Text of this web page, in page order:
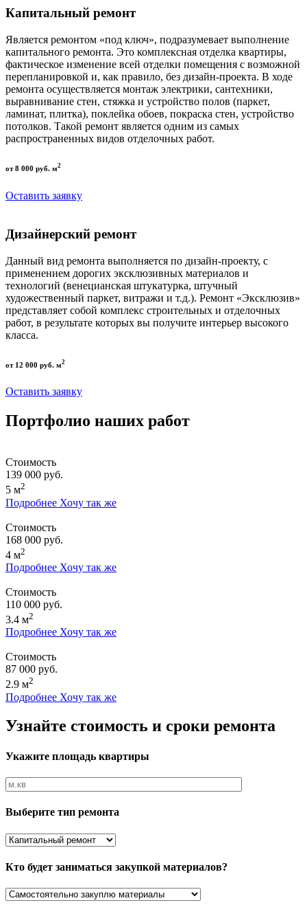
Капитальный ремонт
Является ремонтом «под ключ», подразумевает выполнение
капитального ремонта. Это комплексная отделка квартиры,
фактическое изменение всей отделки помещения с возможной
перепланировкой и, как правило, без дизайн-проекта. В ходе
ремонта осуществляется монтаж электрики, сантехники,
выравнивание стен, стяжка и устройство полов (паркет,
ламинат, плитка), поклейка обоев, покраска стен, устройство
потолков. Такой ремонт является одним из самых
распространенных видов отделочных работ.
от 8 000 руб. м2
Оставить заявку
Дизайнерский ремонт
Данный вид ремонта выполняется по дизайн-проекту, с
применением дорогих эксклюзивных материалов и
технологий (венецианская штукатурка, штучный
художественный паркет, витражи и т.д.). Ремонт «Эксклюзив»
представляет собой комплекс строительных и отделочных
работ, в результате которых вы получите интерьер высокого
класса.
от 12 000 руб. м2
Оставить заявку
Портфолио наших работ
Стоимость
139 000 руб.
5 м2
Подробнее Хочу так же
Стоимость
168 000 руб.
4 м2
Подробнее Хочу так же
Стоимость
110 000 руб.
3.4 м2
Подробнее Хочу так же
Стоимость
87 000 руб.
2.9 м2
Подробнее Хочу так же
Узнайте стоимость и сроки ремонта
Укажите площадь квартиры
Выберите тип ремонта
Кто будет заниматься закупкой материалов?